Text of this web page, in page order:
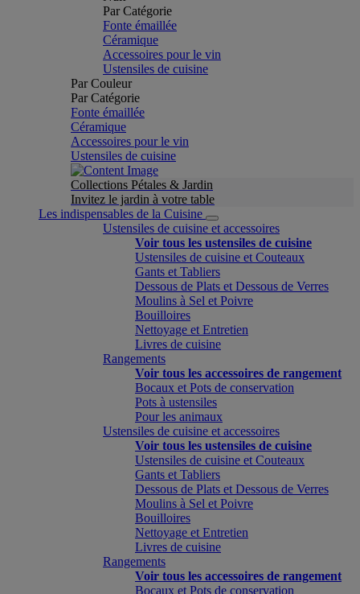
Par Catégorie
Fonte émaillée
Céramique
Accessoires pour le vin
Ustensiles de cuisine
Par Couleur
Par Catégorie
Fonte émaillée
Céramique
Accessoires pour le vin
Ustensiles de cuisine
Collections Pétales & Jardin
Invitez le jardin à votre table
Les indispensables de la Cuisine
Ustensiles de cuisine et accessoires
Voir tous les ustensiles de cuisine
Ustensiles de cuisine et Couteaux
Gants et Tabliers
Dessous de Plats et Dessous de Verres
Moulins à Sel et Poivre
Bouilloires
Nettoyage et Entretien
Livres de cuisine
Rangements
Voir tous les accessoires de rangement
Bocaux et Pots de conservation
Pots à ustensiles
Pour les animaux
Ustensiles de cuisine et accessoires
Voir tous les ustensiles de cuisine
Ustensiles de cuisine et Couteaux
Gants et Tabliers
Dessous de Plats et Dessous de Verres
Moulins à Sel et Poivre
Bouilloires
Nettoyage et Entretien
Livres de cuisine
Rangements
Voir tous les accessoires de rangement
Bocaux et Pots de conservation